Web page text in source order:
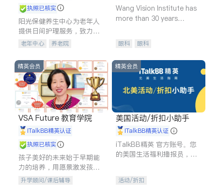
执照已核实
阳光保健养生中心为老年人
提供日间护理服务，致力于
通过持续的护理创新来有效
老年中心 养老院
Wang Vision Institute has
more than 30 years
眼科 眼科
精英会员
VSA Future 教育学院
iTalkBB精英认证
执照已核实
孩子美好的未来始于早期能
力的培养，用愿景激发孩子
的学习潜力和动力。理念：
升学顾问/课后辅导
精英会员
美国活动/折扣小助手
iTalkBB精英认证
iTalkBB精英 官方账号。您
的美国生活福利播报员，精
专属福利。
活动/折扣